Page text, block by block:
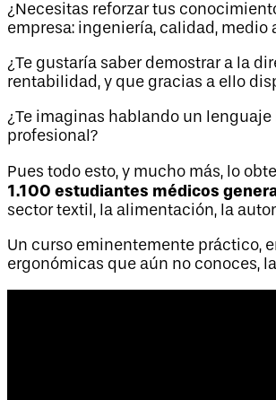
¿Necesitas reforzar tus
empresa: ingeniería, calidad, medio
¿Te gustaría saber demostrar a la
rentabilidad, y que gracias a ello
¿Te imaginas hablando un
profesional?
Pues todo esto, y mucho más, lo
1.100 estudiantes médicos
sector textil, la alimentación, la
Un curso eminentemente práctico,
ergonómicas que aún no conoces,